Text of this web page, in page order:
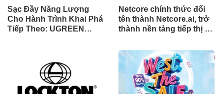
Sạc Đầy Năng Lượng
Cho Hành Trình Khai Phá
Tiếp Theo: UGREEN
Netcore chính thức đổi
tên thành Netcore.ai, trở
thành nền tảng tiếp thị tự
chia sẻ trách nhiệm tăng
trưởng khách hàng